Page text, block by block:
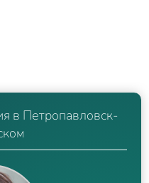
в Петропавловск-